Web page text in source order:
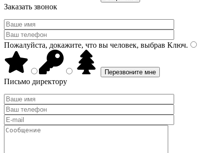
Заказать звонок
Пожалуйста, докажите, что вы человек, выбрав Ключ.
Письмо директору